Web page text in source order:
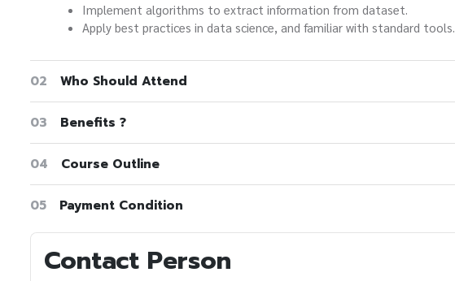
Implement algorithms to extract information from dataset.
Apply best practices in data science, and familiar with standard tools.
02 Who Should Attend
03 Benefits ?
04 Course Outline
05 Payment Condition
Contact Person